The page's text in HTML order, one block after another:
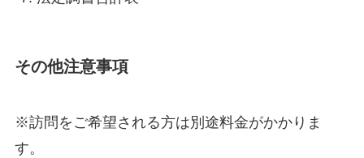
その他注意事項
※訪問をご希望される方は別途料金がかかりま
す。